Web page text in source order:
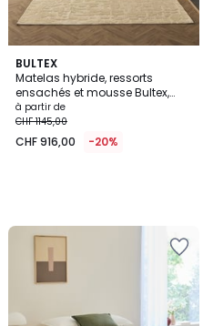
BULTEX
Matelas hybride, ressorts
ensachés et mousse Bultex,
soutien très ferme, MOVE
à partir de
CHF 1145,00
CHF 916,00 -20%